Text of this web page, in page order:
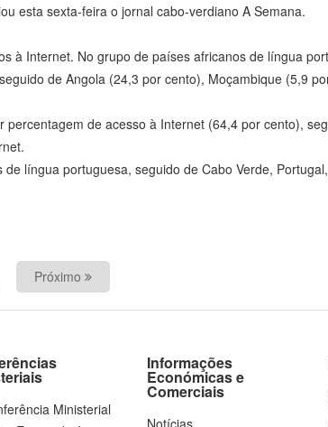
esta sexta-feira o jornal cabo-verdiano A Semana.
à Internet. No grupo de países africanos de língua
de Angola (24,3 por cento), Moçambique (5,9
de acesso à Internet (64,4 por cento),
língua portuguesa, seguido de Cabo Verde,
Próximo
Ministerial
Informações
Económicas e
Comerciais
Notícias